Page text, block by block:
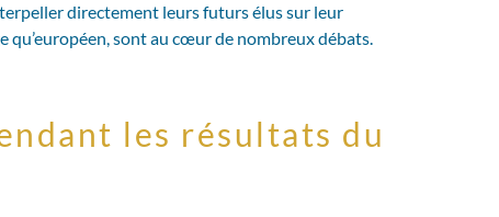
directement leurs futurs élus sur leur
qu’européen, sont au cœur de nombreux débats.
les résultats du